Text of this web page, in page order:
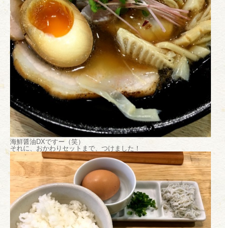
海鮮醤油DXですー（笑）
それに、おかわりセットまで、つけました！